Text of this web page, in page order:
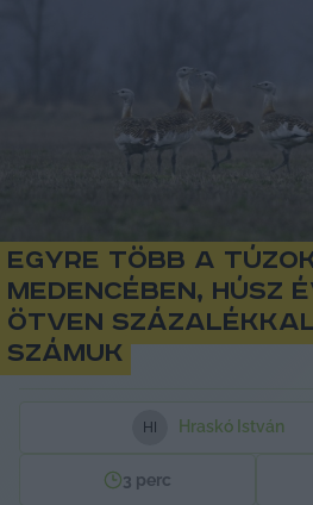
Egyre több a
medencében,
ötven
számuk
HI Hraskó István
3 perc